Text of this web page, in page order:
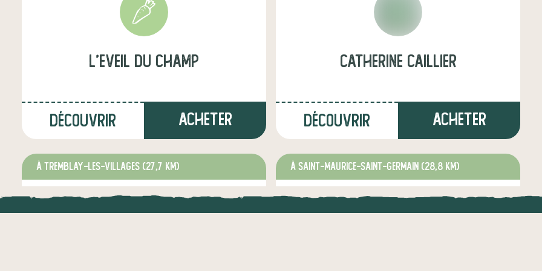
l'Eveil du champ
Découvrir Acheter
catherine caillier
Découvrir Acheter
à Tremblay-les-Villages (27,7 km)
producteur·ice
à SAINT-MAURICE-SAINT-GERMAIN (28,8 km)
producteur·ice